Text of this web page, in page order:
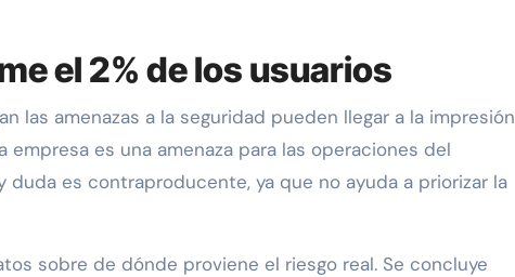
el 2% de los usuarios
las amenazas a la seguridad pueden llegar a la impresión
es una amenaza para las operaciones del
es contraproducente, ya que no ayuda a priorizar la
sobre de dónde proviene el riesgo real. Se concluye